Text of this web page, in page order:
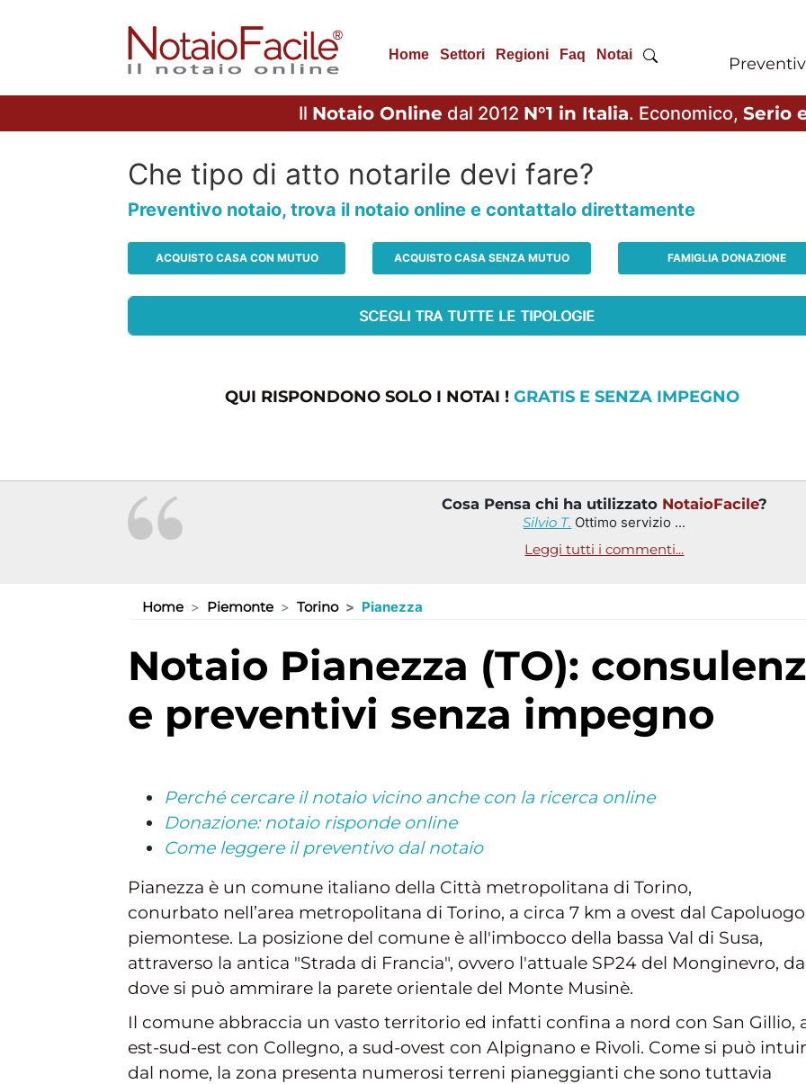
Home Settori Regioni Faq Notai
Il Notaio Online dal 2012 N°1 in Italia. Economico, Serio
Che tipo di atto notarile devi fare?
Preventivo notaio, trova il notaio online e contattalo direttamente
ACQUISTO CASA CON MUTUO ACQUISTO CASA SENZA MUTUO FAMIGLIA DONAZIONE
QUI RISPONDONO SOLO I NOTAI ! GRATIS E SENZA IMPEGNO
Cosa Pensa chi ha utilizzato NotaioFacile?
Silvio T. Ottimo servizio ...
Leggi tutti i commenti...
Home Piemonte Torino Pianezza
Notaio Pianezza (TO): consulenze
e preventivi senza impegno
Perché cercare il notaio vicino anche con la ricerca online
Donazione: notaio risponde online
Come leggere il preventivo dal notaio
Pianezza è un comune italiano della Città metropolitana di Torino,
conurbato nell’area metropolitana di Torino, a circa 7 km a ovest dal Capoluogo
piemontese. La posizione del comune è all'imbocco della bassa Val di Susa,
attraverso la antica "Strada di Francia", ovvero l'attuale SP24 del Monginevro, da
dove si può ammirare la parete orientale del Monte Musinè.
Il comune abbraccia un vasto territorio ed infatti confina a nord con San Gillio,
est-sud-est con Collegno, a sud-ovest con Alpignano e Rivoli. Come si può
dal nome, la zona presenta numerosi terreni pianeggianti che sono tuttavia